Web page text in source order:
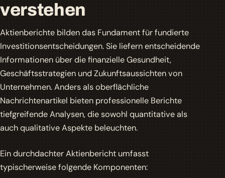
verstehen
Aktienberichte bilden das Fundament für fundierte
Investitionsentscheidungen. Sie liefern entscheidende
Informationen über die finanzielle Gesundheit,
Geschäftsstrategien und Zukunftsaussichten von
Unternehmen. Anders als oberflächliche
Nachrichtenartikel bieten professionelle Berichte
tiefgreifende Analysen, die sowohl quantitative als
auch qualitative Aspekte beleuchten.
Ein durchdachter Aktienbericht umfasst
typischerweise folgende Komponenten: